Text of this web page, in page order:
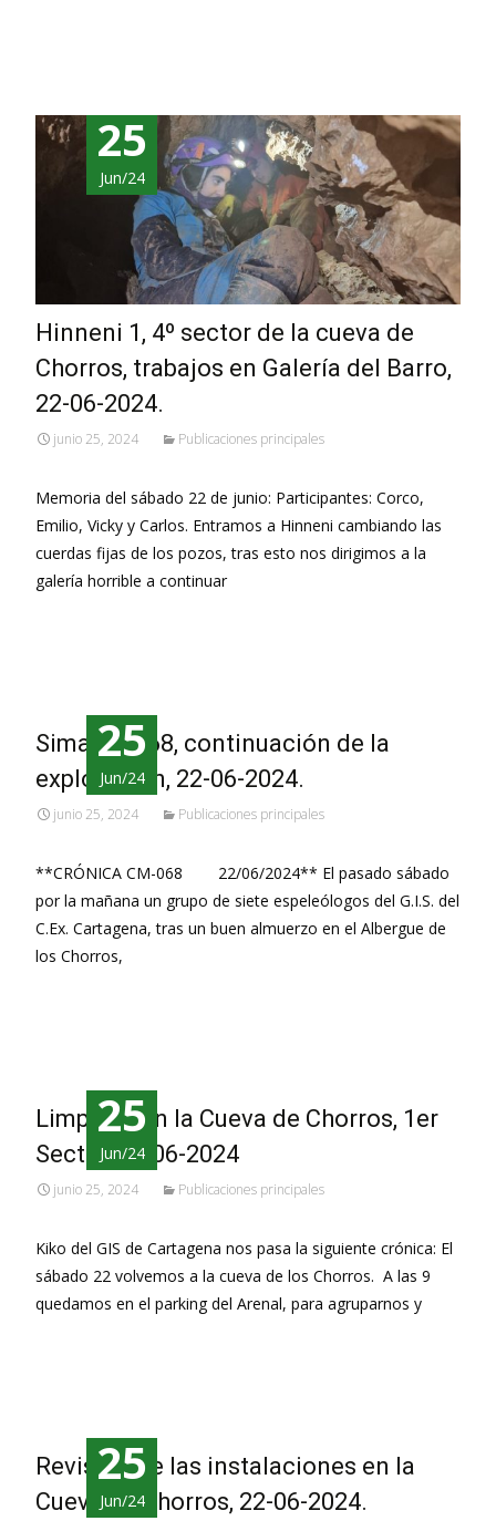
25
Jun/24
Hinneni 1, 4º sector de la cueva de
Chorros, trabajos en Galería del Barro,
22-06-2024.
junio 25, 2024 Publicaciones principales
Memoria del sábado 22 de junio: Participantes: Corco,
Emilio, Vicky y Carlos. Entramos a Hinneni cambiando las
cuerdas fijas de los pozos, tras esto nos dirigimos a la
galería horrible a continuar
25
Jun/24
Sima CM068, continuación de la
exploración, 22-06-2024.
junio 25, 2024 Publicaciones principales
**CRÓNICA CM-068 22/06/2024** El pasado sábado
por la mañana un grupo de siete espeleólogos del G.I.S. del
C.Ex. Cartagena, tras un buen almuerzo en el Albergue de
los Chorros,
25
Jun/24
Limpieza en la Cueva de Chorros, 1er
Sector, 22-06-2024
junio 25, 2024 Publicaciones principales
Kiko del GIS de Cartagena nos pasa la siguiente crónica: El
sábado 22 volvemos a la cueva de los Chorros. A las 9
quedamos en el parking del Arenal, para agruparnos y
25
Jun/24
Revisión de las instalaciones en la
Cueva de Chorros, 22-06-2024.